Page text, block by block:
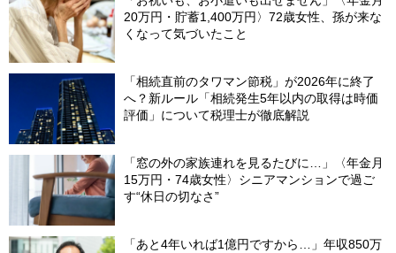
20万円・貯蓄1,400万円〉72歳女性、孫が来な
くなって気づいたこと
「相続直前のタワマン節税」が2026年に終了
へ？新ルール「相続発生5年以内の取得は時価
評価」について税理士が徹底解説
「窓の外の家族連れを見るたびに…」〈年金月
15万円・74歳女性〉シニアマンションで過ご
す“休日の切なさ”
「あと4年いれば1億円ですから…」年収850万